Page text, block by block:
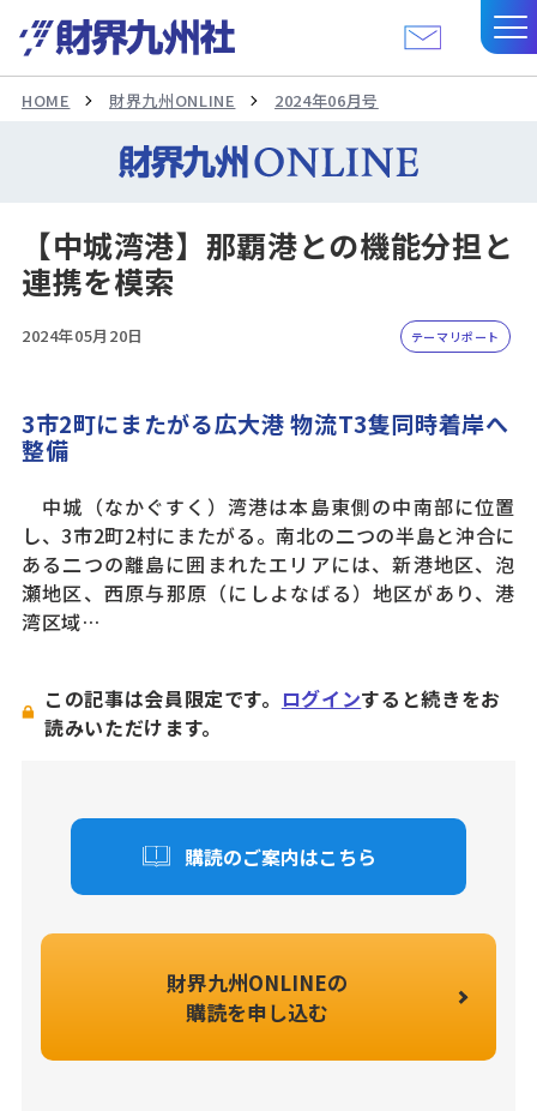
HOME 財界九州ONLINE 2024年06月号
【中城湾港】那覇港との機能分担と
連携を模索
2024年05月20日 テーマリポート
3市2町にまたがる広大港 物流T3隻同時着岸へ
整備
中城（なかぐすく）湾港は本島東側の中南部に位置
し、3市2町2村にまたがる。南北の二つの半島と沖合に
ある二つの離島に囲まれたエリアには、新港地区、泡
瀬地区、西原与那原（にしよなばる）地区があり、港
湾区域…
この記事は会員限定です。 ログインすると続きをお
読みいただけます。
購読のご案内はこちら
財界九州ONLINEの
購読を申し込む